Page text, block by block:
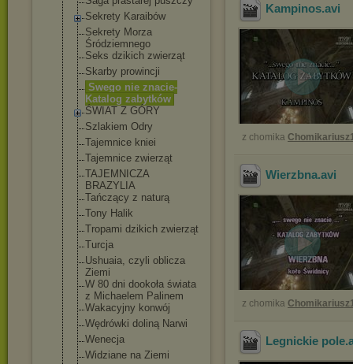
Sekrety Karaibów
Sekrety Morza
Śródziemnego
Seks dzikich zwierząt
Skarby prowincji
Swego nie znacie-
Katalog zabytków
ŚWIAT Z GÓRY
Szlakiem Odry
Tajemnice kniei
Tajemnice zwierząt
TAJEMNICZA
BRAZYLIA
Tańczący z naturą
Tony Halik
Tropami dzikich zwierząt
Turcja
Ushuaia, czyli oblicza
Ziemi
W 80 dni dookoła świata
z Michaelem Palinem
Wakacyjny konwój
Wędrówki doliną Narwi
Wenecja
Widziane na Ziemi
Kampinos.avi
z chomika
Wierzbna.avi
z chomika
Legnickie pole